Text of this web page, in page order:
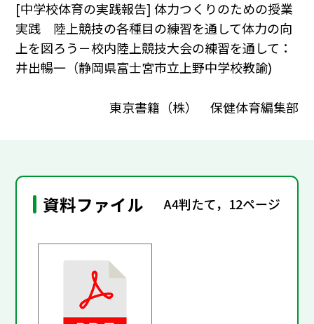
[中学校体育の実践報告] 体力つくりのための授業
実践 陸上競技の各種目の練習を通して体力の向
上を図ろう－校内陸上競技大会の練習を通して：
井出暢一（静岡県富士宮市立上野中学校教諭)
東京書籍（株） 保健体育編集部
資料ファイル A4判たて，12ページ